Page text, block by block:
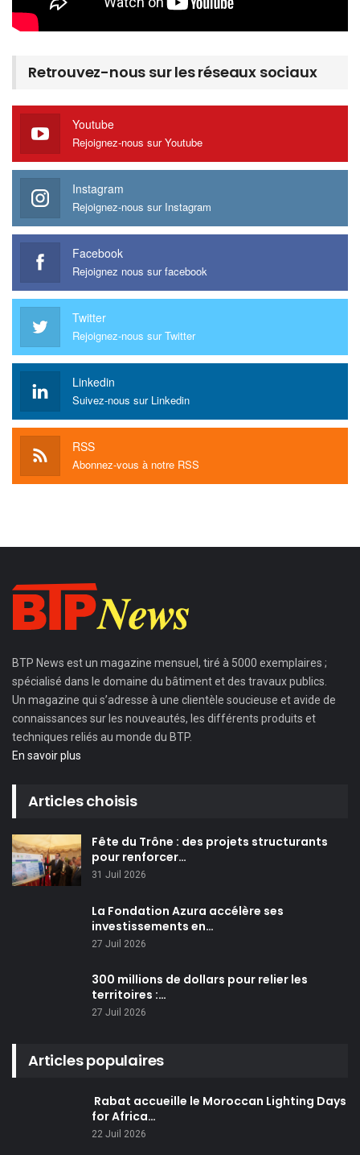
Retrouvez-nous sur les réseaux sociaux
Youtube
Rejoignez-nous sur Youtube
Instagram
Rejoignez-nous sur Instagram
Facebook
Rejoignez nous sur facebook
Twitter
Rejoignez-nous sur Twitter
Linkedin
Suivez-nous sur Linkedin
RSS
Abonnez-vous à notre RSS
BTP News est un magazine mensuel, tiré à 5000 exemplaires ;
spécialisé dans le domaine du bâtiment et des travaux publics.
Un magazine qui s’adresse à une clientèle soucieuse et avide de
connaissances sur les nouveautés, les différents produits et
techniques reliés au monde du BTP.
En savoir plus
Articles choisis
Fête du Trône : des projets structurants
pour renforcer…
31 Juil 2026
La Fondation Azura accélère ses
investissements en…
27 Juil 2026
300 millions de dollars pour relier les
territoires :…
27 Juil 2026
Articles populaires
Rabat accueille le Moroccan Lighting Days
for Africa…
22 Juil 2026